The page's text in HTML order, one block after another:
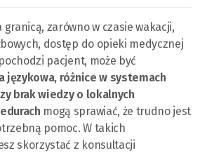
granicą, zarówno w czasie wakacji,
dostęp do opieki medycznej
pacjent, może być
językowa, różnice w systemach
brak wiedzy o lokalnych
mogą sprawiać, że trudno jest
pomoc. W takich
skorzystać z konsultacji